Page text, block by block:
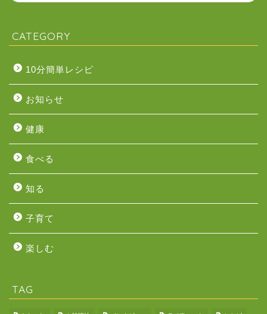
CATEGORY
10分簡単レシピ
お知らせ
健康
食べる
知る
子育て
楽しむ
TAG